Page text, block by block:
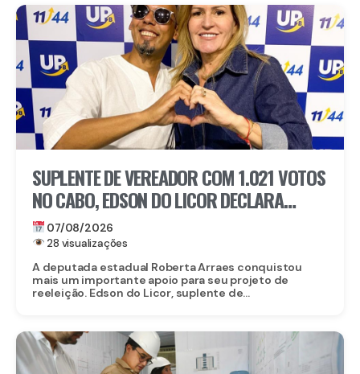
SUPLENTE DE VEREADOR COM 1.021 VOTOS
NO CABO, EDSON DO LICOR DECLARA
APOIO A ROBERTA ARRAES
07/08/2026
28 visualizações
A deputada estadual Roberta Arraes conquistou
mais um importante apoio para seu projeto de
reeleição. Edson do Licor, suplente de...